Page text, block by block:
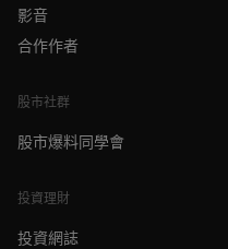
影音
合作作者
股市社群
股市爆料同學會
投資理財
投資網誌